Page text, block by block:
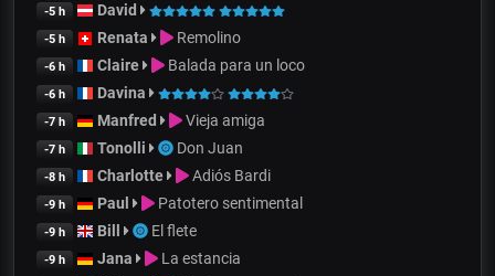
-5 h David
-5 h Renata Remolino
-6 h Claire Balada para un loco
-6 h Davina
-7 h Manfred Vieja amiga
-7 h Tonolli Don Juan
-8 h Charlotte Adiós Bardi
-9 h Paul Patotero sentimental
-9 h Bill El flete
-9 h Jana La estancia